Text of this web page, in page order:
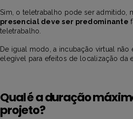
Sim, o teletrabalho pode ser admitido,
presencial deve ser predominante
teletrabalho.
De igual modo, a incubação virtual não
elegível para efeitos de localização da
Qual é a duração
projeto?